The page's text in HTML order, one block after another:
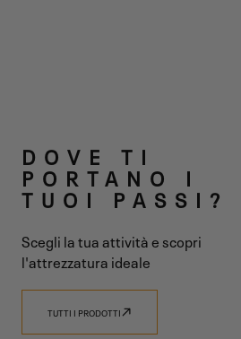
UNA SOLA
VISIONE
DOVE TI
PORTANO I
TUOI PASSI?
Scegli la tua attività e scopri
l'attrezzatura ideale
TUTTI I PRODOTTI